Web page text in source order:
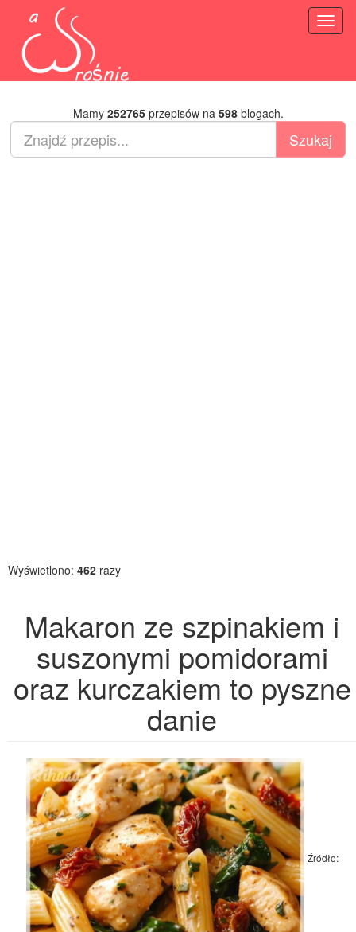
Mamy 252765przepisów na 598blogach.
Wyświetlono: 462 razy
Makaron ze szpinakiem i
suszonymi pomidorami
oraz kurczakiem to pyszne
danie
Źródło: